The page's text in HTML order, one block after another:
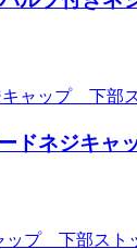
ドネジキ